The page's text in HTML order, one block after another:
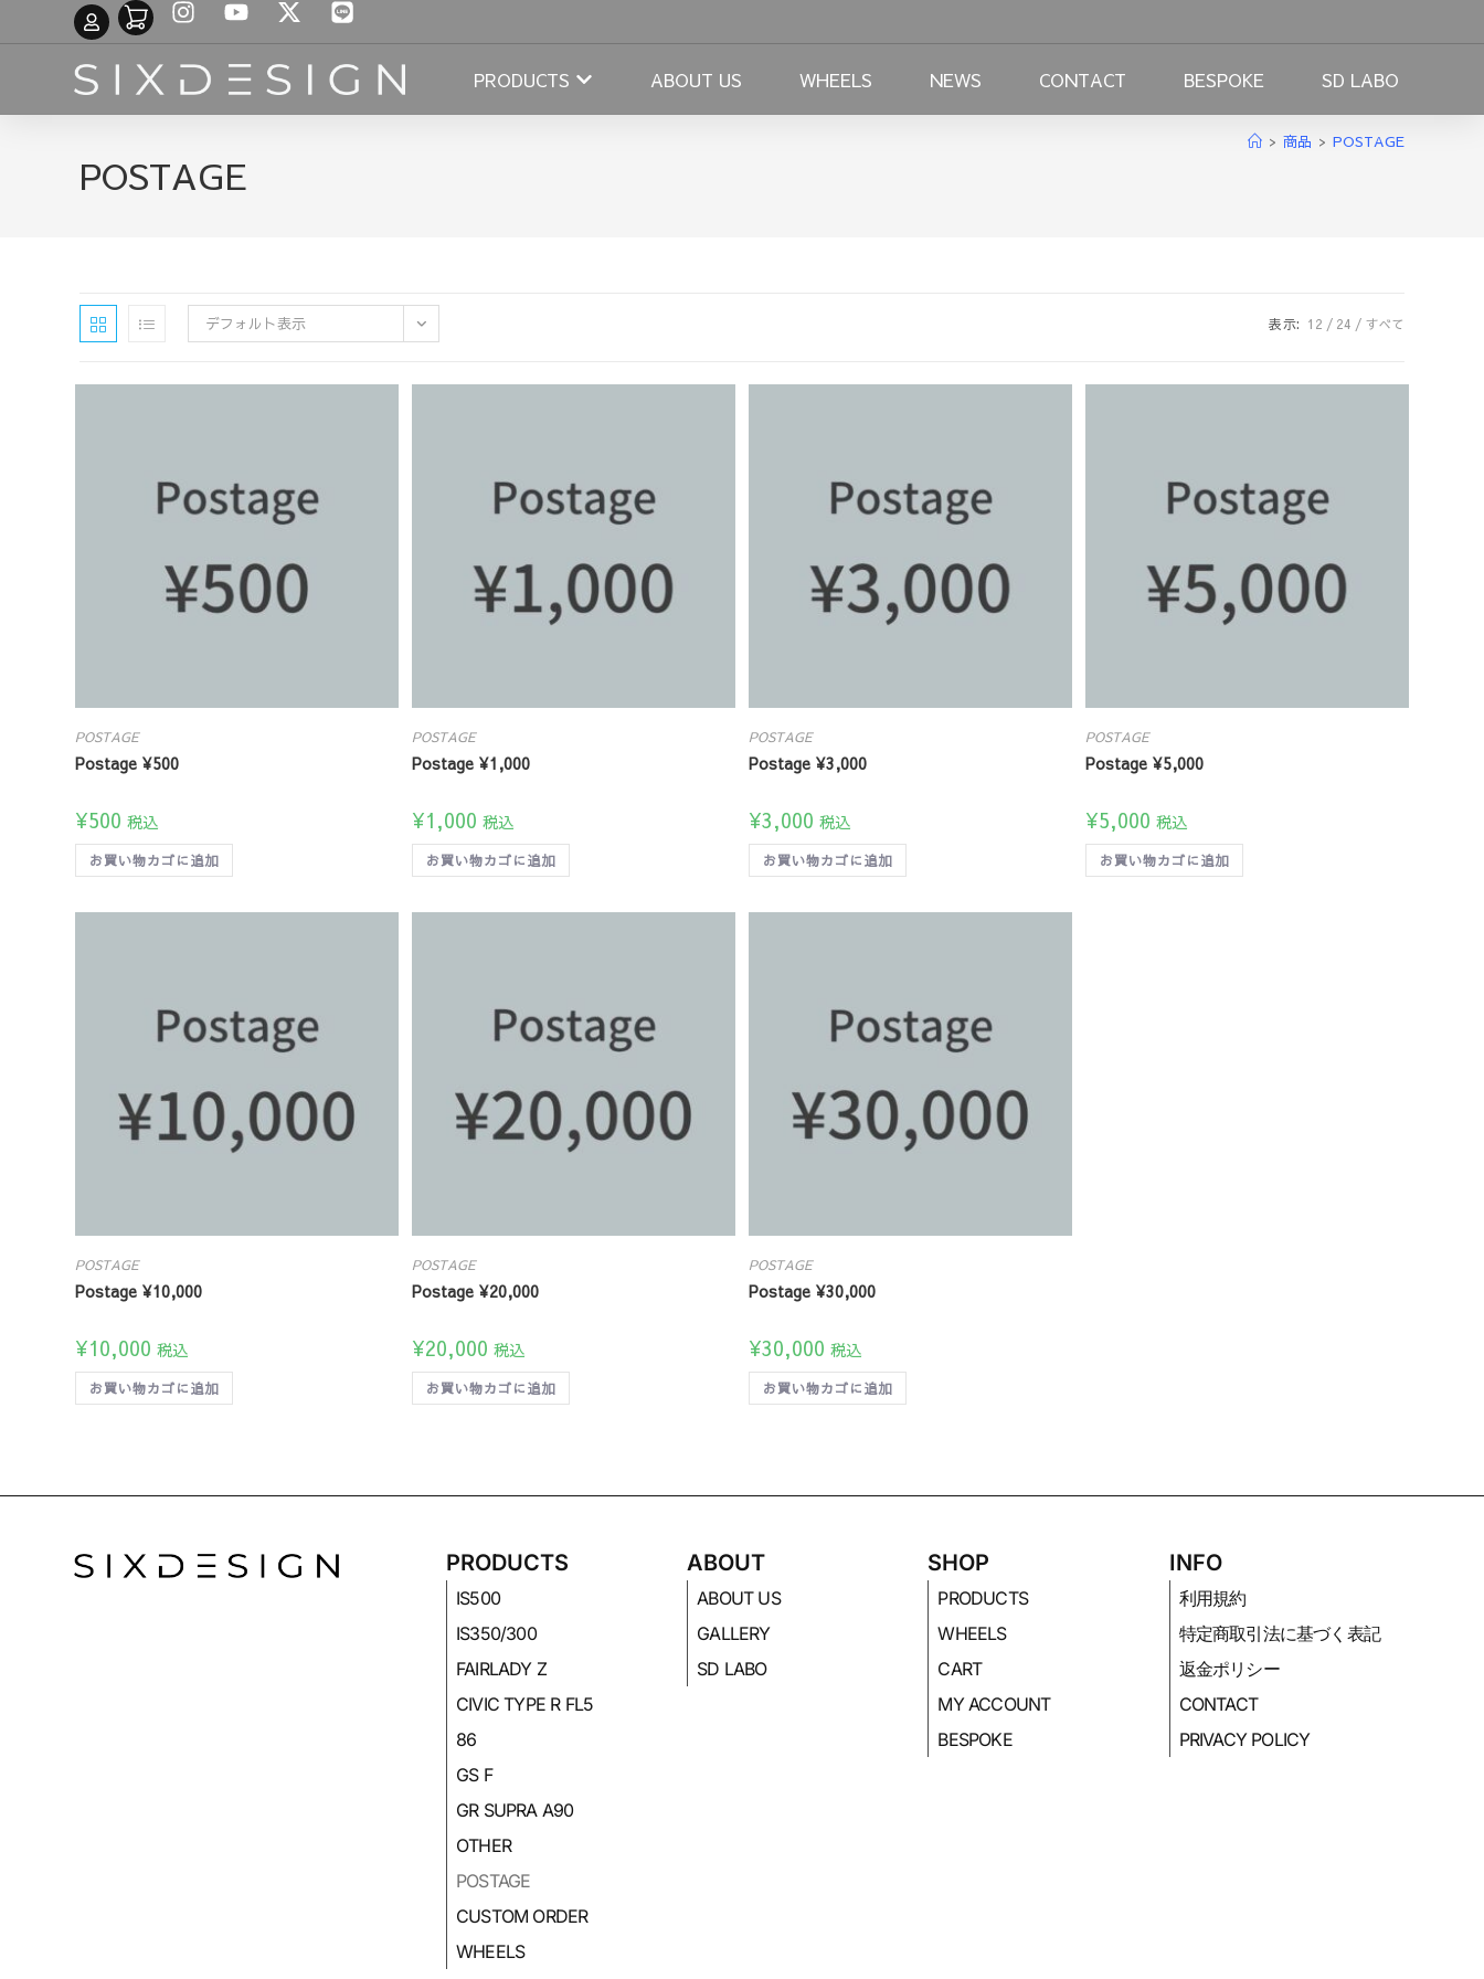
PRODUCTS ABOUT US WHEELS NEWS CONTACT BESPOKE SD LABO
POSTAGE
> 商品 > POSTAGE
デフォルト表示 表示: 12 24 すべて
POSTAGE
Postage ¥500
¥500 税込
お買い物カゴに追加
POSTAGE
Postage ¥1,000
¥1,000 税込
お買い物カゴに追加
POSTAGE
Postage ¥3,000
¥3,000 税込
お買い物カゴに追加
POSTAGE
Postage ¥5,000
¥5,000 税込
お買い物カゴに追加
POSTAGE
Postage ¥10,000
¥10,000 税込
お買い物カゴに追加
POSTAGE
Postage ¥20,000
¥20,000 税込
お買い物カゴに追加
POSTAGE
Postage ¥30,000
¥30,000 税込
お買い物カゴに追加
PRODUCTS
IS500
IS350/300
FAIRLADY Z
CIVIC TYPE R FL5
86
GS F
GR SUPRA A90
OTHER
POSTAGE
CUSTOM ORDER
WHEELS
ABOUT
ABOUT US
GALLERY
SD LABO
SHOP
PRODUCTS
WHEELS
CART
MY ACCOUNT
BESPOKE
INFO
利用規約
特定商取引法に基づく表記
返金ポリシー
CONTACT
PRIVACY POLICY